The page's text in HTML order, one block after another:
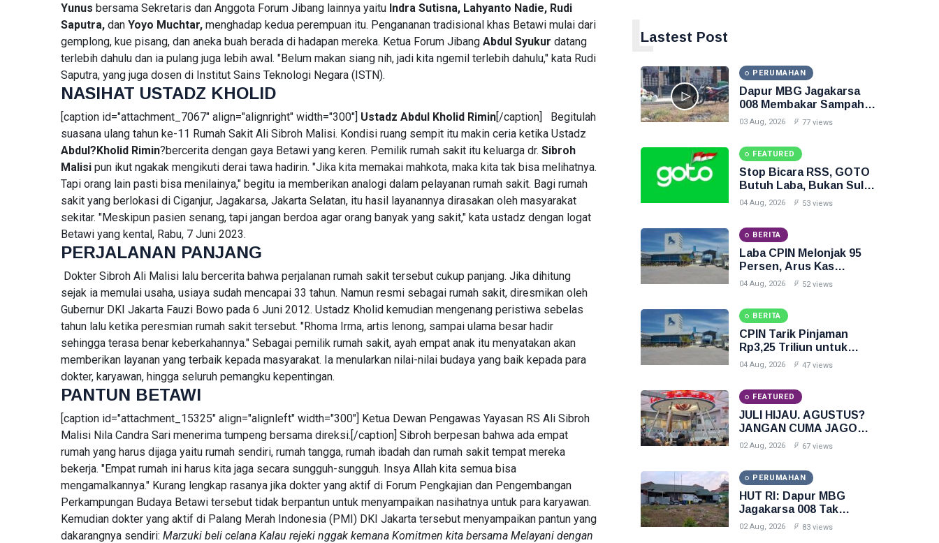
Bicara
RSS,
GOTO
Butuh
Laba,
Bukan
Sulap
Angka
04
Aug,
2026
53
BERITA
Laba
CPIN
Melonjak
95
Arus Kas
Operasi
Malah
Turun 19
Persen
04
2026
52
BERITA
CPIN
Tarik
Pinjaman
Rp3,25
Triliun
untuk
Dividen
Rp2,95
Triliun
04
Aug,
2026
47
views
FEATURED
JULI HIJAU.
AGUSTUS?
CUMA
JAGO
PASANG
BENDERA
Aug,
67
views
PERUMAHAN
HUT RI:
Dapur
MBG
Jagakarsa
008 Tak
Pasang
Putih
Aug,
83
views
Yunus bersama Sekretaris dan Anggota Forum Jibang lainnya yaitu Indra Sutisna, Lahyanto Nadie, Rudi
Saputra, dan Yoyo Muchtar, menghadap kedua perempuan itu. Pengananan tradisional khas Betawi mulai dari
gemplong, kue pisang, dan aneka buah berada di hadapan mereka. Ketua Forum Jibang Abdul Syukur datang
terlebih dahulu dan ia pulang juga lebih awal. "Belum makan siang nih, jadi kita ngemil terlebih dahulu," kata Rudi
Saputra, yang juga dosen di Institut Sains Teknologi Negara (ISTN).
NASIHAT USTADZ KHOLID
[caption id="attachment_7067" align="alignright" width="300"] Ustadz Abdul Kholid Rimin[/caption] Begitulah
suasana ulang tahun ke-11 Rumah Sakit Ali Sibroh Malisi. Kondisi ruang sempit itu makin ceria ketika Ustadz
Abdul?Kholid Rimin?bercerita dengan gaya Betawi yang keren. Pemilik rumah sakit itu keluarga dr. Sibroh
Malisi pun ikut ngakak mengikuti derai tawa hadirin. "Jika kita memakai mahkota, maka kita tak bisa melihatnya.
Tapi orang lain pasti bisa menilainya," begitu ia memberikan analogi dalam pelayanan rumah sakit. Bagi rumah
sakit yang berlokasi di Ciganjur, Jagakarsa, Jakarta Selatan, itu hasil layanannya dirasakan oleh masyarakat
sekitar. "Meskipun pasien senang, tapi jangan berdoa agar orang banyak yang sakit," kata ustadz dengan logat
Betawi yang kental, Rabu, 7 Juni 2023.
PERJALANAN PANJANG
Dokter Sibroh Ali Malisi lalu bercerita bahwa perjalanan rumah sakit tersebut cukup panjang. Jika dihitung
sejak ia memulai usaha, usiaya sudah mencapai 33 tahun. Namun resmi sebagai rumah sakit, diresmikan oleh
Gubernur DKI Jakarta Fauzi Bowo pada 6 Juni 2012. Ustadz Kholid kemudian mengenang peristiwa sebelas
tahun lalu ketika peresmian rumah sakit tersebut. "Rhoma Irma, artis lenong, sampai ulama besar hadir
sehingga terasa benar keberkahannya." Sebagai pemilik rumah sakit, ayah empat anak itu menyatakan akan
memberikan layanan yang terbaik kepada masyarakat. Ia menularkan nilai-nilai budaya yang baik kepada para
dokter, karyawan, hingga seluruh pemangku kepentingan.
PANTUN BETAWI
[caption id="attachment_15325" align="alignleft" width="300"] Ketua Dewan Pengawas Yayasan RS Ali Sibroh
Malisi Nila Candra Sari menerima tumpeng bersama direksi.[/caption] Sibroh berpesan bahwa ada empat
rumah yang harus dijaga yaitu rumah sendiri, rumah tangga, rumah ibadah dan rumah sakit tempat mereka
bekerja. "Empat rumah ini harus kita jaga secara sungguh-sungguh. Insya Allah kita semua bisa
mengamalkannya." Kurang lengkap rasanya jika dokter yang aktif di Forum Pengkajian dan Pengembangan
Perkampungan Budaya Betawi tersebut tidak berpantun untuk menyampaikan nasihatnya untuk para karyawan.
Kemudian dokter yang aktif di Palang Merah Indonesia (PMI) DKI Jakarta tersebut menyampaikan pantun yang
dakarangnya sendiri: Marzuki beli celana Kalau rejeki nggak kemana Komitmen kita bersama Melayani dengan
Lastest Post
L
PERUMAHAN
Dapur MBG Jagakarsa
008 Membakar Sampah di
Halaman, Inilah
03 Aug, 2026 77 views
FEATURED
Stop Bicara RSS, GOTO
Butuh Laba, Bukan Sulap
Angka
04 Aug, 2026 53 views
BERITA
Laba CPIN Melonjak 95
Persen, Arus Kas
Operasi Malah Turun 19
04 Aug, 2026 52 views
BERITA
CPIN Tarik Pinjaman
Rp3,25 Triliun untuk
Bayar Dividen Rp2,95
04 Aug, 2026 47 views
FEATURED
JULI HIJAU. AGUSTUS?
JANGAN CUMA JAGO
PASANG BENDERA
02 Aug, 2026 67 views
PERUMAHAN
HUT RI: Dapur MBG
Jagakarsa 008 Tak
Pasang Merah Putih
02 Aug, 2026 83 views